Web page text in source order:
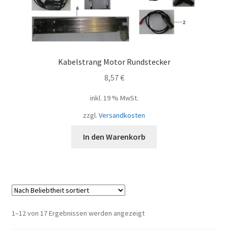
Kabelstrang Motor Rundstecker
8,57€
inkl. 19 % MwSt.
zzgl. Versandkosten
In den Warenkorb
1–12 von 17 Ergebnissen werden angezeigtNach